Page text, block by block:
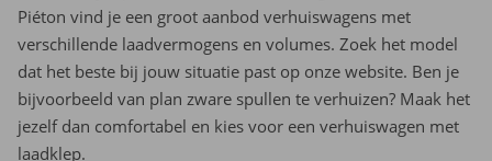
Piéton vind je een groot aanbod verhuiswagens met
verschillende laadvermogens en volumes. Zoek het model
dat het beste bij jouw situatie past op onze website. Ben je
bijvoorbeeld van plan zware spullen te verhuizen? Maak het
jezelf dan comfortabel en kies voor een verhuiswagen met
laadklep.